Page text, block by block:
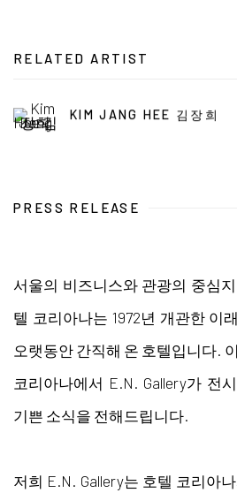
RELATED ARTIST
KIM JANG HEE 김장희
PRESS RELEASE
서울의 비즈니스와 관광의 중심
텔 코리아나는 1972년 개관한 이
오랫동안 간직해 온 호텔입니다.
코리아나에서 E.N. Gallery가 전
기쁜 소식을 전해드립니다.
저희 E.N. Gallery는 호텔 코리아